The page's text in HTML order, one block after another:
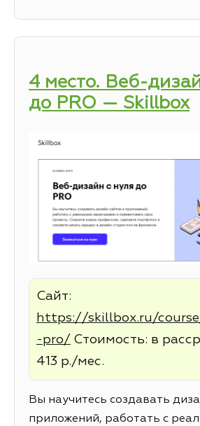
4 место. Веб-
до PRO — Skillbox
Сайт:
https://skillbox.ru/
-pro/ Стоимость: в
413 р./мес.
Вы научитесь создавать
приложений, работать с